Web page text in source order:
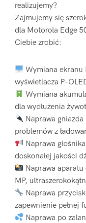
realizujemy?
Zajmujemy się
dla Motorola Edge
Ciebie zrobić:
Wymiana ekranu
wyświetlacza P-
Wymiana
dla wydłużenia
Naprawa
problemów z
Naprawa
doskonałej jakości
Naprawa aparatu
MP,
Naprawa
zapewnienie pełnej
Naprawa po